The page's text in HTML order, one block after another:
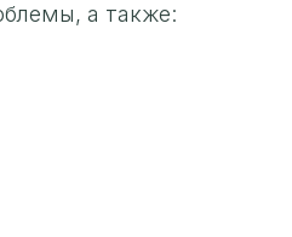
а также: